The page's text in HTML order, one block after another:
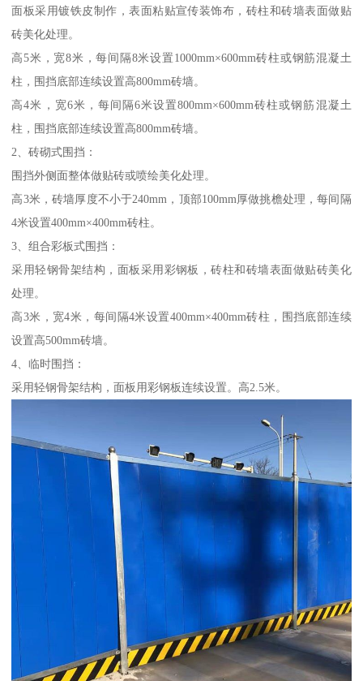
面板采用镀铁皮制作，表面粘贴宣传装饰布，砖柱和砖墙表面做贴
砖美化处理。
高5米，宽8米，每间隔8米设置1000mm×600mm砖柱或钢筋混凝土
柱，围挡底部连续设置高800mm砖墙。
高4米，宽6米，每间隔6米设置800mm×600mm砖柱或钢筋混凝土
柱，围挡底部连续设置高800mm砖墙。
2、砖砌式围挡：
围挡外侧面整体做贴砖或喷绘美化处理。
高3米，砖墙厚度不小于240mm，顶部100mm厚做挑檐处理，每间隔
4米设置400mm×400mm砖柱。
3、组合彩板式围挡：
采用轻钢骨架结构，面板采用彩钢板，砖柱和砖墙表面做贴砖美化
处理。
高3米，宽4米，每间隔4米设置400mm×400mm砖柱，围挡底部连续
设置高500mm砖墙。
4、临时围挡：
采用轻钢骨架结构，面板用彩钢板连续设置。高2.5米。